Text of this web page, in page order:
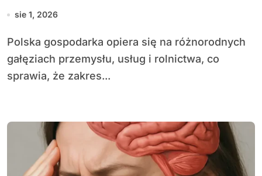
sie 1, 2026
Polska gospodarka opiera się na różnorodnych
gałęziach przemysłu, usług i rolnictwa, co
sprawia, że zakres...